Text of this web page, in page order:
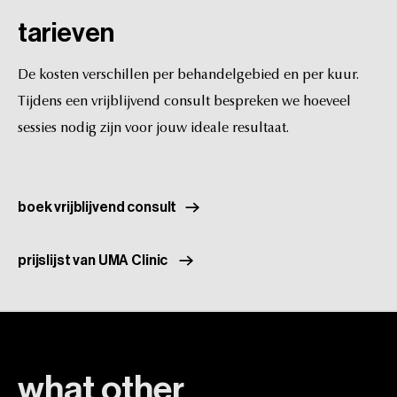
tarieven
De kosten verschillen per behandelgebied en per kuur.
Tijdens een vrijblijvend consult bespreken we hoeveel
sessies nodig zijn voor jouw ideale resultaat.
boek vrijblijvend consult
prijslijst van UMA Clinic
what other